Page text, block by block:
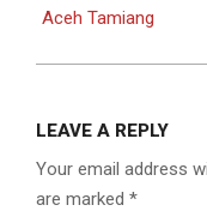
Aceh Tamiang
LEAVE A REPLY
Your email address
are marked *